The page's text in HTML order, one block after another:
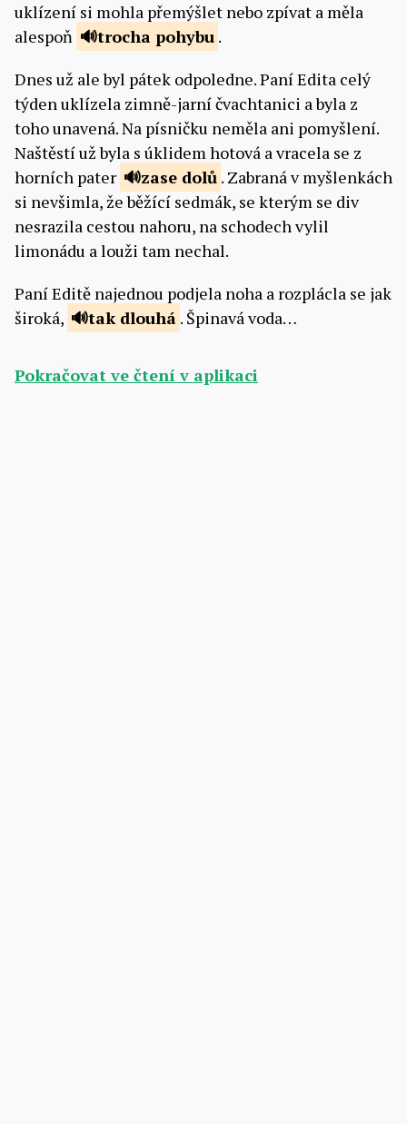
uklízení si mohla přemýšlet nebo zpívat a měla
alespoň
trocha pohybu .
Dnes už ale byl pátek odpoledne. Paní Edita celý
týden uklízela zimně-jarní čvachtanici a byla z
toho unavená. Na písničku neměla ani pomyšlení.
Naštěstí už byla s úklidem hotová a vracela se z
horních pater
zase dolů . Zabraná v myšlenkách
si nevšimla, že běžící sedmák, se kterým se div
nesrazila cestou nahoru, na schodech vylil
limonádu a louži tam nechal.
Paní Editě najednou podjela noha a rozplácla se jak
široká,
tak dlouhá . Špinavá voda…
Pokračovat ve čtení v aplikaci